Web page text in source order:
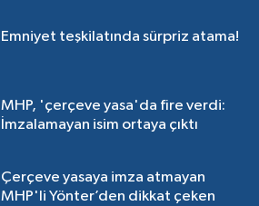
Emniyet teşkilatında sürpriz atama!
MHP, 'çerçeve yasa'da fire verdi:
İmzalamayan isim ortaya çıktı
Çerçeve yasaya imza atmayan
MHP'li Yönter’den dikkat çeken